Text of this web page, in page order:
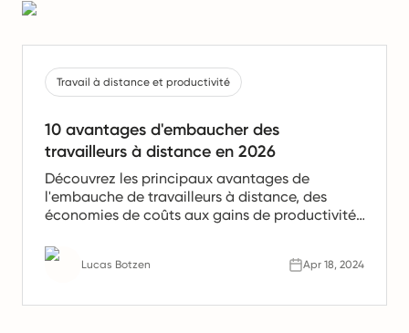
Travail à distance et productivité
10 avantages d'embaucher des
travailleurs à distance en 2026
Découvrez les principaux avantages de
l'embauche de travailleurs à distance, des
économies de coûts aux gains de productivité.
l'avenir du travail.
Lucas Botzen Apr 18, 2024